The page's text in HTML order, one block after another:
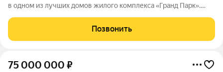
в одном из лучших домов жилого комплекса «Гранд Парк».
общей площадью 9 м. Квартира расположена на 5 этаже 12-
этажного дома. Высота
Позвонить
75 000 000 ₽